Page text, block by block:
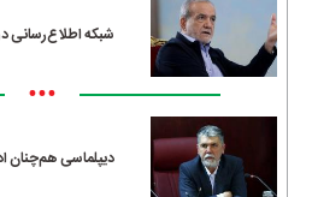
شبکه اطلاع‌رسانی
•••
دیپلماسی هم‌چنان